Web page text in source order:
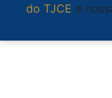
do TJCE e